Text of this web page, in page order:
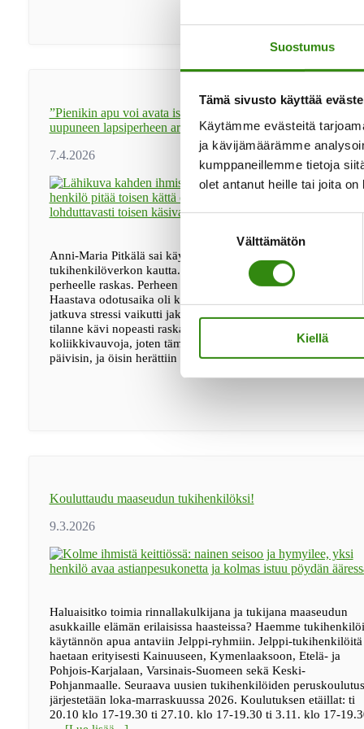
Suostumus
Tämä sivusto käyttää
Käytämme evästeitä
ja kävijämäärämme
kumppaneillemme tietoja
olet antanut heille tai joita
Suostumuksen
Välttämätön
Kiellä
avun
pyytämisen
”Pienikin apu voi avata isoja solmuja” – Jelppi toi apua
uupuneen lapsiperheen arkeen
Anni-Maria Pitkälä sai käytännön apua kotiin Maaseudun
tukihenkilöverkon kautta. Viime vuosi oli Anni-Maria Pitkälän
perheelle raskas. Perheen neljäs lapsi syntyi tammikuussa
Haastava odotusaika oli kuormittanut Anni-Mariaa jo
jatkuva stressi vaikutti jaksamiseen. Vauvalla oli koliikki, ja
tilanne kävi nopeasti raskaaksi. – Aiemmat lapset eivät olleet
koliikkivauvoja, joten tämä tuli täysin uutena. Itkua oli paljon
päivisin, ja öisin herättiin parin tunnin välein. …[Lue lisää...]
Kouluttaudu maaseudun tukihenkilöksi!
Haluaisitko toimia rinnallakulkijana ja tukijana maaseudun
asukkaille elämän erilaisissa haasteissa? Haemme
käytännön apua antaviin Jelppi-ryhmiin. Jelppi-tukihenkilöitä
haetaan erityisesti Kainuuseen, Kymenlaaksoon, Etelä- ja
Pohjois-Karjalaan, Varsinais-Suomeen sekä Keski-
Pohjanmaalle. Seuraava uusien tukihenkilöiden peruskoulutus
järjestetään loka-marraskuussa 2026. Koulutuksen etäillat: ti
20.10 klo 17-19.30 ti 27.10. klo 17-19.30 ti 3.11. klo 17-